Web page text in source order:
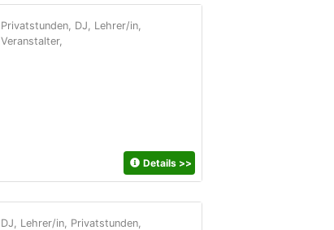
Privatstunden, DJ, Lehrer/in,
Veranstalter,
Details >>
DJ, Lehrer/in, Privatstunden,